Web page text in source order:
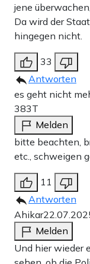
jene
Da wird der
hingegen nicht.
33
Antworten
es geht nicht
383T
Melden
bitte beachten,
etc., schweigen
11
Antworten
Ahikar
Melden
Und hier wieder